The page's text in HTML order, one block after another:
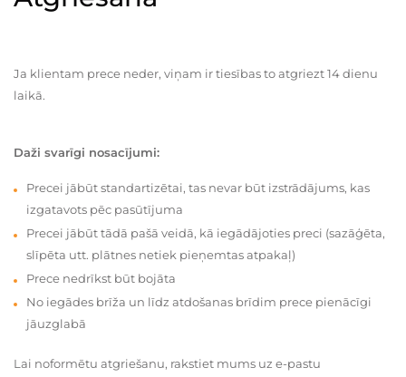
Ja klientam prece neder, viņam ir tiesības to atgriezt 14 dienu
laikā.
Daži svarīgi nosacījumi:
Precei jābūt standartizētai, tas nevar būt izstrādājums, kas
izgatavots pēc pasūtījuma
Precei jābūt tādā pašā veidā, kā iegādājoties preci (sazāģēta,
slīpēta utt. plātnes netiek pieņemtas atpakaļ)
Prece nedrīkst būt bojāta
No iegādes brīža un līdz atdošanas brīdim prece pienācīgi
jāuzglabā
Lai noformētu atgriešanu, rakstiet mums uz e-pastu